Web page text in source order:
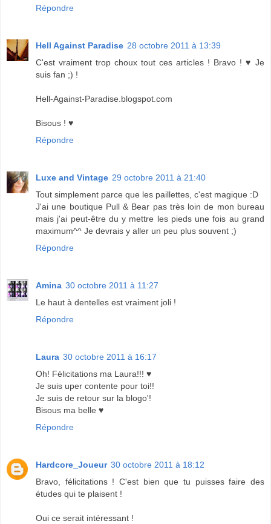
Répondre
Hell Against Paradise 28 octobre 2011 à 13:39
C'est vraiment trop choux tout ces articles ! Bravo ! ♥ Je
suis fan ;) !
Hell-Against-Paradise.blogspot.com
Bisous ! ♥
Répondre
Luxe and Vintage 29 octobre 2011 à 21:40
Tout simplement parce que les paillettes, c'est magique :D
J'ai une boutique Pull & Bear pas très loin de mon bureau
mais j'ai peut-être du y mettre les pieds une fois au grand
maximum^^ Je devrais y aller un peu plus souvent ;)
Répondre
Amina 30 octobre 2011 à 11:27
Le haut à dentelles est vraiment joli !
Répondre
Laura 30 octobre 2011 à 16:17
Oh! Félicitations ma Laura!!! ♥
Je suis uper contente pour toi!!
Je suis de retour sur la blogo'!
Bisous ma belle ♥
Répondre
Hardcore_Joueur 30 octobre 2011 à 18:12
Bravo, félicitations ! C'est bien que tu puisses faire des
études qui te plaisent !
Oui ce serait intéressant !